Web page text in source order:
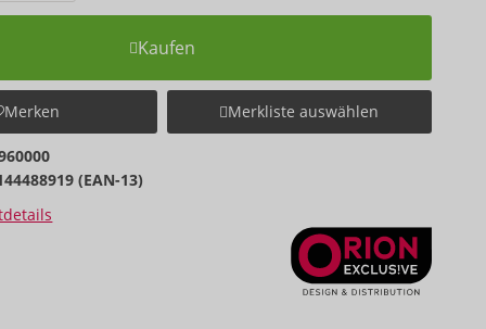
Kaufen
Merken Merkliste auswählen
(EAN-13)